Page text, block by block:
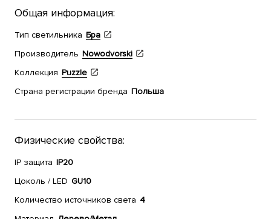
Общая информация:
Тип светильника Бра
Производитель Nowodvorski
Коллекция Puzzle
Страна регистрации бренда Польша
Физические свойства:
IP защита IP20
Цоколь / LED GU10
Количество источников света 4